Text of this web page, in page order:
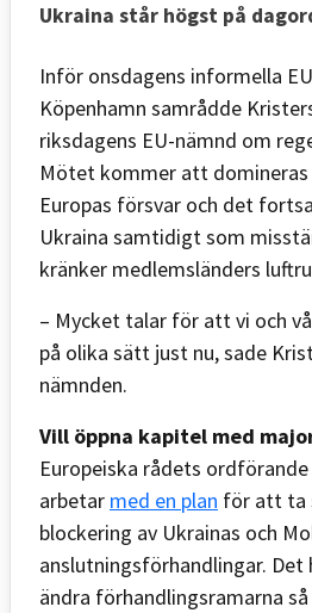
Ukraina står högst på
Inför onsdagens informella
Köpenhamn samrådde
riksdagens EU-nämnd om
Mötet kommer att
Europas försvar och det
Ukraina samtidigt som
kränker medlemsländers
– Mycket talar för att vi och
på olika sätt just nu, sade
nämnden.
Vill öppna kapitel med
Europeiska rådets
arbetar med en plan för att ta
blockering av Ukrainas och
anslutningsförhandlingar.
ändra förhandlingsramarna